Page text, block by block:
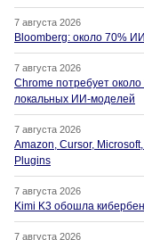
7 августа 2026
Bloomberg: около 70%
7 августа 2026
Chrome потребует около
локальных ИИ-моделей
7 августа 2026
Amazon, Cursor,
Plugins
7 августа 2026
Kimi K3 обошла
7 августа 2026